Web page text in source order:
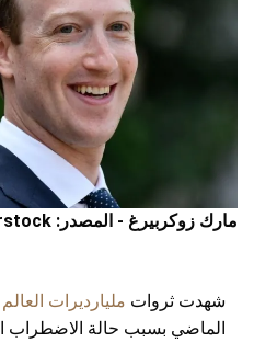
مارك زوكربيرغ - المصدر: Shutterstock
شهدت ثروات مليارديرات العالم
الماضي بسبب حالة الاضطراب